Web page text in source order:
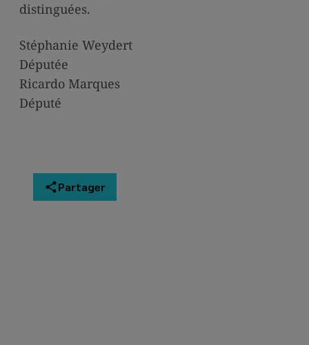
distinguées.
Stéphanie Weydert
Députée
Ricardo Marques
Député
Partager